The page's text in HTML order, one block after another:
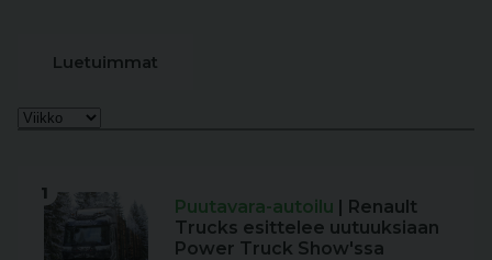
Luetuimmat
1
Puutavara-autoilu | Renault
Trucks esittelee uutuuksiaan
Power Truck Show'ssa